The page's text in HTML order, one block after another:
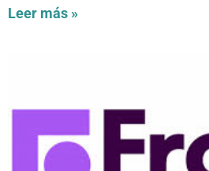
Leer más »